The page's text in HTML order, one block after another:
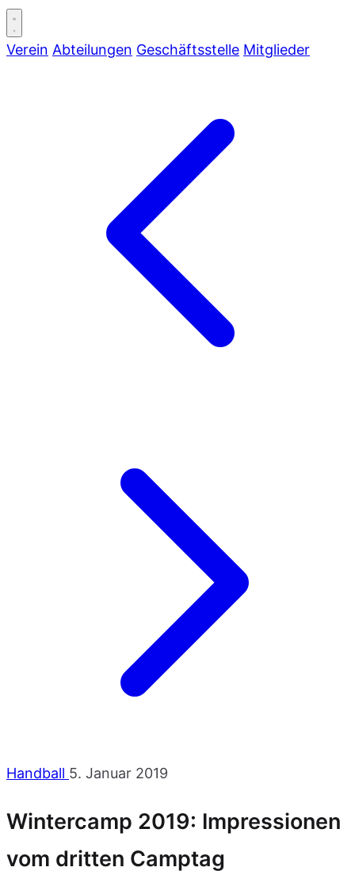
Verein Abteilungen Geschäftsstelle Mitglieder
Handball 5. Januar 2019
Wintercamp 2019: Impressionen
vom dritten Camptag